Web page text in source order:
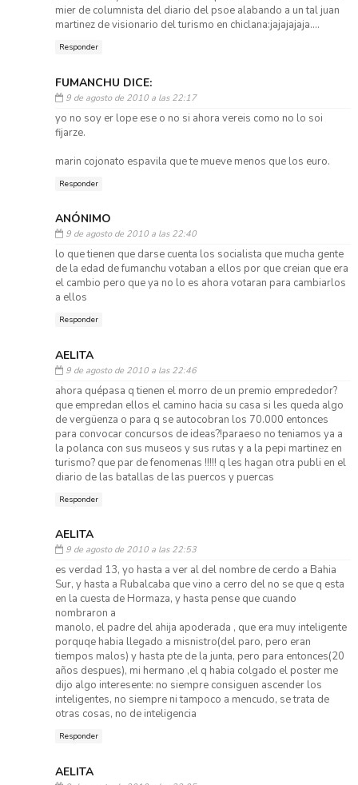
mier de columnista del diario del psoe alabando a un tal juan
martinez de visionario del turismo en chiclana:jajajajaja....
Responder
FUMANCHU DICE:
9 de agosto de 2010 a las 22:17
yo no soy er lope ese o no si ahora vereis como no lo soi
fijarze.
marin cojonato espavila que te mueve menos que los euro.
Responder
ANÓNIMO
9 de agosto de 2010 a las 22:40
lo que tienen que darse cuenta los socialista que mucha gente
de la edad de fumanchu votaban a ellos por que creian que era
el cambio pero que ya no lo es ahora votaran para cambiarlos
a ellos
Responder
AELITA
9 de agosto de 2010 a las 22:46
ahora quépasa q tienen el morro de un premio emprededor?
que empredan ellos el camino hacia su casa si les queda algo
de vergüenza o para q se autocobran los 70.000 entonces
para convocar concursos de ideas?!paraeso no teniamos ya a
la polanca con sus museos y sus rutas y a la pepi martinez en
turismo? que par de fenomenas !!!!! q les hagan otra publi en el
diario de las batallas de las puercos y puercas
Responder
AELITA
9 de agosto de 2010 a las 22:53
es verdad 13, yo hasta a ver al del nombre de cerdo a Bahia
Sur, y hasta a Rubalcaba que vino a cerro del no se que q esta
en la cuesta de Hormaza, y hasta pense que cuando
nombraron a
manolo, el padre del ahija apoderada , que era muy inteligente
porquqe habia llegado a misnistro(del paro, pero eran
tiempos malos) y hasta pte de la junta, pero para entonces(20
años despues), mi hermano ,el q habia colgado el poster me
dijo algo interesente: no siempre consiguen ascender los
inteligentes, no siempre ni tampoco a mencudo, se trata de
otras cosas, no de inteligencia
Responder
AELITA